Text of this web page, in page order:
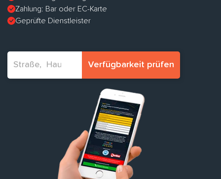
Zahlung: Bar oder EC-Karte
Geprüfte Dienstleister
Verfügbarkeit prüfen